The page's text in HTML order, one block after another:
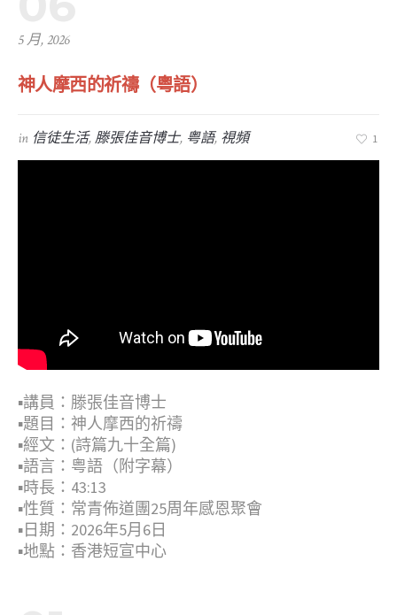
5 月, 2026
神人摩西的祈禱（粵語）
in 信徒生活,滕張佳音博士, 粤語, 視頻 1
▪︎講員：滕張佳音博士
▪︎題目：神人摩西的祈禱
▪︎經文：(詩篇九十全篇)
▪︎語言：粤語（附字幕）
▪︎時長：43:13
▪︎性質：常青佈道團25周年感恩聚會
▪︎日期：2026年5月6日
▪︎地點：香港短宣中心